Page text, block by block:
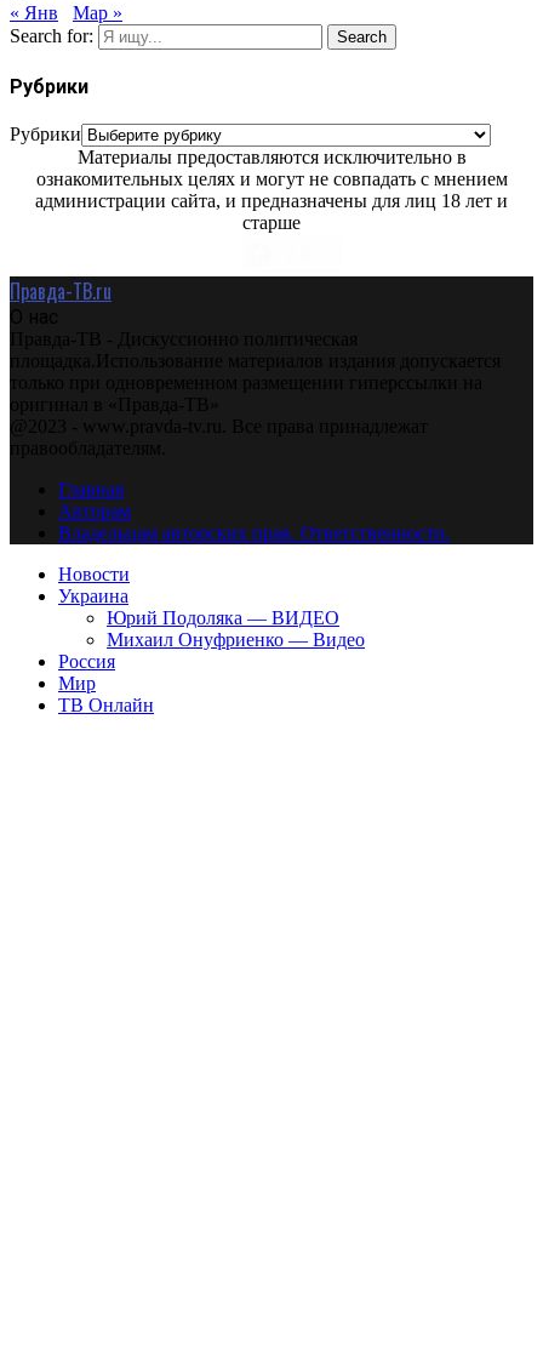
« Янв
Мар »
Search for:
Search
Рубрики
Рубрики
Материалы предоставляются исключительно в
ознакомительных целях и могут не совпадать с мнением
администрации сайта, и предназначены для лиц 18 лет и
старше
Правда-ТВ.ru
О нас
Правда-ТВ - Дискуссионно политическая
площадка.Использование материалов издания допускается
только при одновременном размещении гиперссылки на
оригинал в «Правда-ТВ»
@2023 - www.pravda-tv.ru. Все права принадлежат
правообладателям.
Главная
Авторам
Владельцам авторских прав. Ответственности.
Новости
Украина
Юрий Подоляка — ВИДЕО
Михаил Онуфриенко — Видео
Россия
Мир
ТВ Онлайн